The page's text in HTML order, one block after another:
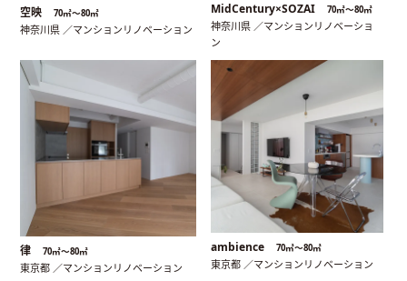
空映 70㎡〜80㎡
神奈川県 ／マンションリノベーション
MidCentury×SOZAI 70㎡〜80㎡
神奈川県 ／マンションリノベーショ
ン
律 70㎡〜80㎡
東京都 ／マンションリノベーション
ambience 70㎡〜80㎡
東京都 ／マンションリノベーション